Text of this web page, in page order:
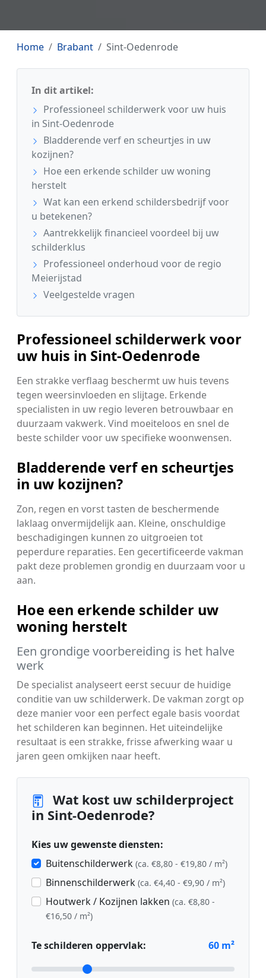
Home Brabant Sint-Oedenrode
In dit artikel:
Professioneel schilderwerk voor uw huis
in Sint-Oedenrode
Bladderende verf en scheurtjes in uw
kozijnen?
Hoe een erkende schilder uw woning
herstelt
Wat kan een erkend schildersbedrijf voor
u betekenen?
Aantrekkelijk financieel voordeel bij uw
schilderklus
Professioneel onderhoud voor de regio
Meierijstad
Veelgestelde vragen
Professioneel schilderwerk voor
uw huis in Sint-Oedenrode
Een strakke verflaag beschermt uw huis tevens
tegen weersinvloeden en slijtage. Erkende
specialisten in uw regio leveren betrouwbaar en
duurzaam vakwerk. Vind moeiteloos en snel de
beste schilder voor uw specifieke woonwensen.
Bladderende verf en scheurtjes
in uw kozijnen?
Zon, regen en vorst tasten de beschermende
laklaag onvermijdelijk aan. Kleine, onschuldige
beschadigingen kunnen zo uitgroeien tot
peperdure reparaties. Een gecertificeerde vakman
pakt deze problemen grondig en duurzaam voor u
aan.
Hoe een erkende schilder uw
woning herstelt
Een grondige voorbereiding is het halve
werk
De specialist analyseert eerst secuur de huidige
conditie van uw schilderwerk. De vakman zorgt op
deze manier voor een perfect egale basis voordat
het schilderen kan beginnen. Het uiteindelijke
resultaat is een strakke, frisse afwerking waar u
jaren geen omkijken naar heeft.
Wat kost uw schilderproject
in Sint-Oedenrode?
Kies uw gewenste diensten:
Buitenschilderwerk (ca. €8,80 - €19,80 / m²)
Binnenschilderwerk (ca. €4,40 - €9,90 / m²)
Houtwerk / Kozijnen lakken (ca. €8,80 -
€16,50 / m²)
Te schilderen oppervlak: 60 m²